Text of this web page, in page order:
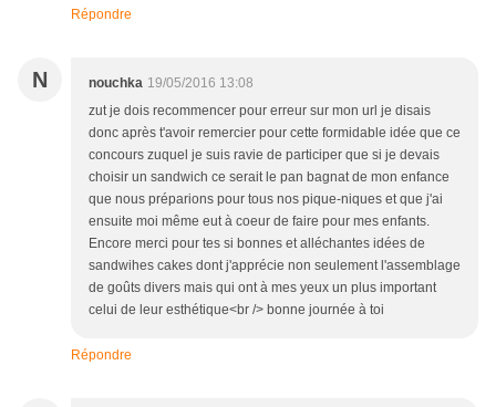
Répondre
N nouchka 19/05/2016 13:08
zut je dois recommencer pour erreur sur mon url je disais
donc après t'avoir remercier pour cette formidable idée que ce
concours zuquel je suis ravie de participer que si je devais
choisir un sandwich ce serait le pan bagnat de mon enfance
que nous préparions pour tous nos pique-niques et que j'ai
ensuite moi même eut à coeur de faire pour mes enfants.
Encore merci pour tes si bonnes et alléchantes idées de
sandwihes cakes dont j'apprécie non seulement l'assemblage
de goûts divers mais qui ont à mes yeux un plus important
celui de leur esthétique<br /> bonne journée à toi
Répondre